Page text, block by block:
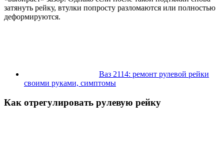
затянуть рейку, втулки попросту разломаются или полностью
деформируются.
Ваз 2114: ремонт рулевой рейки
своими руками, симптомы
Как отрегулировать рулевую рейку